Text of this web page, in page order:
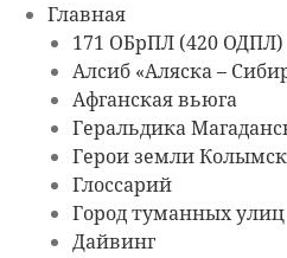
Главная
171 ОБрПЛ (420 ОДПЛ)
Алсиб «Аляска –
Афганская вьюга
Геральдика
Герои земли
Глоссарий
Город туманных улиц
Дайвинг